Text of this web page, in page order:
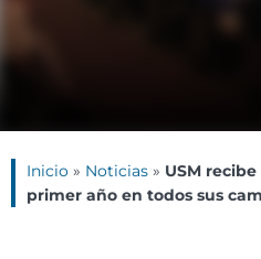
Inicio » Noticias » USM
primer año en todos sus